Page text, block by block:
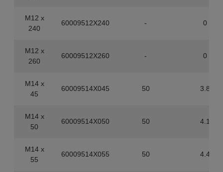
M12 x
240
60009512X240 - 0
M12 x
260
60009512X260 - 0
M14 x
45
60009514X045 50 3.8
M14 x
50
60009514X050 50 4.1
M14 x
55
60009514X055 50 4.4